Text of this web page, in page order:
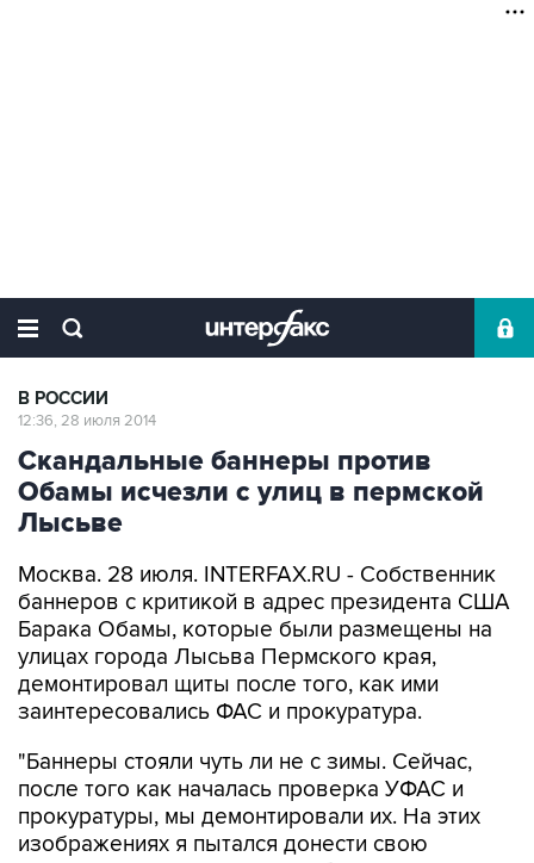
В РОССИИ
12:36, 28 июля 2014
Скандальные баннеры против
Обамы исчезли с улиц в пермской
Лысьве
Москва. 28 июля. INTERFAX.RU - Собственник
баннеров с критикой в адрес президента США
Барака Обамы, которые были размещены на
улицах города Лысьва Пермского края,
демонтировал щиты после того, как ими
заинтересовались ФАС и прокуратура.
"Баннеры стояли чуть ли не с зимы. Сейчас,
после того как началась проверка УФАС и
прокуратуры, мы демонтировали их. На этих
изображениях я пытался донести свою